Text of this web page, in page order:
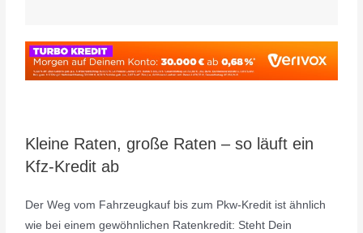
Kleine Raten, große Raten – so läuft ein
Kfz-Kredit ab
Der Weg vom Fahrzeugkauf bis zum Pkw-Kredit ist ähnlich
wie bei einem gewöhnlichen Ratenkredit: Steht Dein